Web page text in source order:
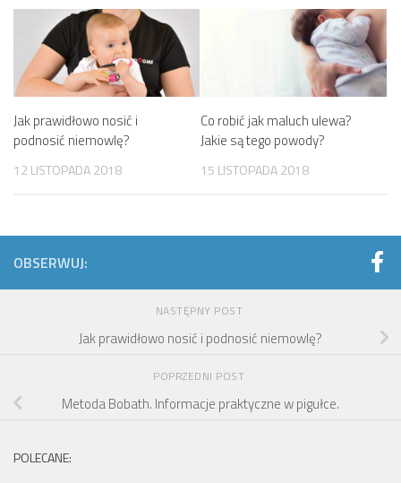
Jak prawidłowo nosić i
podnosić niemowlę?
12 LISTOPADA 2018
Co robić jak maluch ulewa?
Jakie są tego powody?
15 LISTOPADA 2018
OBSERWUJ:
NASTĘPNY POST
Jak prawidłowo nosić i podnosić niemowlę?
POPRZEDNI POST
Metoda Bobath. Informacje praktyczne w pigułce.
POLECANE: